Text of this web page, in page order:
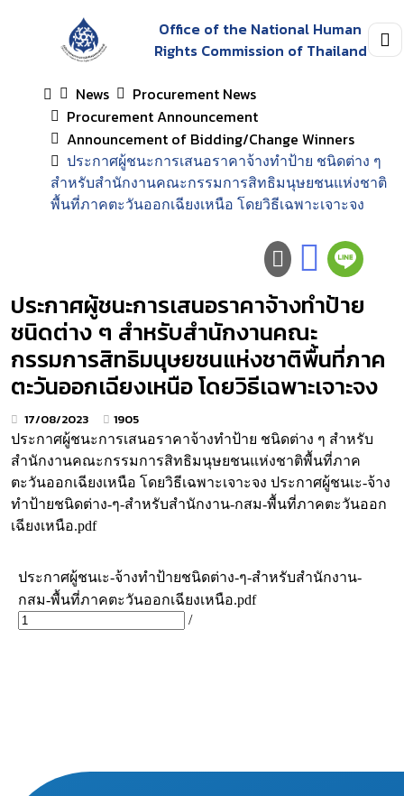
Office of the National Human
Rights Commission of Thailand
News
Procurement News
Procurement Announcement
Announcement of Bidding/Change Winners
ประกาศผู้ชนะการเสนอราคาจ้างทำป้าย ชนิดต่าง ๆ
สำหรับสำนักงานคณะกรรมการสิทธิมนุษยชนแห่งชาติ
พื้นที่ภาคตะวันออกเฉียงเหนือ โดยวิธีเฉพาะเจาะจง
ประกาศผู้ชนะการเสนอราคาจ้างทำป้าย
ชนิดต่าง ๆ สำหรับสำนักงานคณะ
กรรมการสิทธิมนุษยชนแห่งชาติพื้นที่ภาค
ตะวันออกเฉียงเหนือ โดยวิธีเฉพาะเจาะจง
17/08/2023 1905
ประกาศผู้ชนะการเสนอราคาจ้างทำป้าย ชนิดต่าง ๆ สำหรับ
สำนักงานคณะกรรมการสิทธิมนุษยชนแห่งชาติพื้นที่ภาค
ตะวันออกเฉียงเหนือ โดยวิธีเฉพาะเจาะจง ประกาศผู้ชนเะ-จ้าง
ทำป้ายชนิดต่าง-ๆ-สำหรับสำนักงาน-กสม-พื้นที่ภาคตะวันออก
เฉียงเหนือ.pdf